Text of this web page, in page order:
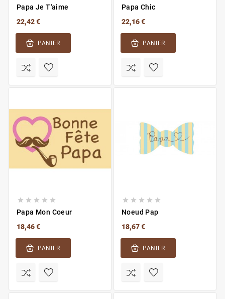
Papa Je T'aime
22,42 €
PANIER
Papa Chic
22,16 €
PANIER
    
Papa Mon Coeur
18,46 €
PANIER
    
Noeud Pap
18,67 €
PANIER